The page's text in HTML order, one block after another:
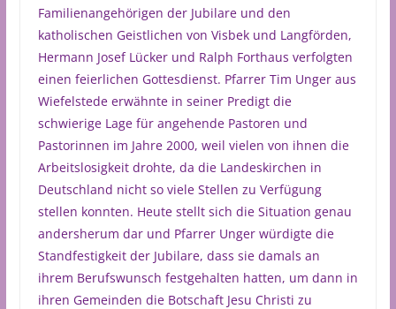
Familienangehörigen der Jubilare und den
katholischen Geistlichen von Visbek und Langförden,
Hermann Josef Lücker und Ralph Forthaus verfolgten
einen feierlichen Gottesdienst. Pfarrer Tim Unger aus
Wiefelstede erwähnte in seiner Predigt die
schwierige Lage für angehende Pastoren und
Pastorinnen im Jahre 2000, weil vielen von ihnen die
Arbeitslosigkeit drohte, da die Landeskirchen in
Deutschland nicht so viele Stellen zu Verfügung
stellen konnten. Heute stellt sich die Situation genau
andersherum dar und Pfarrer Unger würdigte die
Standfestigkeit der Jubilare, dass sie damals an
ihrem Berufswunsch festgehalten hatten, um dann in
ihren Gemeinden die Botschaft Jesu Christi zu